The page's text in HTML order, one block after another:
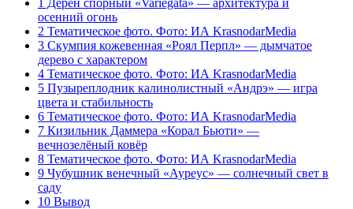
осенний огонь
2 Тематическое фото. Фото: ИА KrasnodarMedia
3 Скумпия кожевенная «Роял Перпл» — дымчатое
дерево с характером
4 Тематическое фото. Фото: ИА KrasnodarMedia
5 Пузыреплодник калинолистный «Андрэ» — игра
цвета и стабильность
6 Тематическое фото. Фото: ИА KrasnodarMedia
7 Кизильник Даммера «Корал Бьюти» —
вечнозелёный ковёр
8 Тематическое фото. Фото: ИА KrasnodarMedia
9 Чубушник венечный «Ауреус» — солнечный свет в
саду
10 Вывод